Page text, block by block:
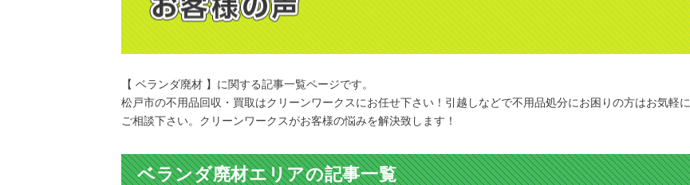
【 ベランダ廃材 】に関する記事一覧ページです。
松戸市の不用品回収・買取はクリーンワークスにお任せ下さい！引越しなどで不用品処分にお困りの方はお気軽に
ご相談下さい。クリーンワークスがお客様の悩みを解決致します！
ベランダ廃材エリアの記事一覧